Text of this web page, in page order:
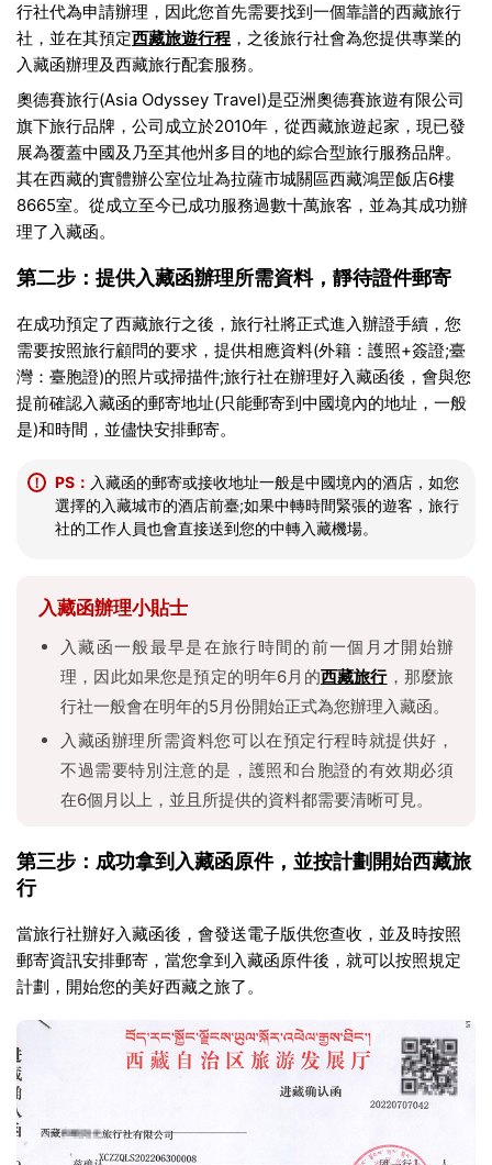
行社代為申請辦理，因此您首先需要找到一個靠譜的西藏旅行
社，並在其預定西藏旅遊行程 ，之後旅行社會為您提供專業的
入藏函辦理及西藏旅行配套服務。
奧德賽旅行(Asia Odyssey Travel)是亞洲奧德賽旅遊有限公司
旗下旅行品牌，公司成立於2010年，從西藏旅遊起家，現已發
展為覆蓋中國及乃至其他州多目的地的綜合型旅行服務品牌。
其在西藏的實體辦公室位址為拉薩市城關區西藏鴻罡飯店6樓
8665室。從成立至今已成功服務過數十萬旅客，並為其成功辦
理了入藏函。
第二步：提供入藏函辦理所需資料，靜待證件郵寄
在成功預定了西藏旅行之後，旅行社將正式進入辦證手續，您
需要按照旅行顧問的要求，提供相應資料(外籍：護照+簽證;臺
灣：臺胞證)的照片或掃描件;旅行社在辦理好入藏函後，會與您
提前確認入藏函的郵寄地址(只能郵寄到中國境內的地址，一般
是)和時間，並儘快安排郵寄。
！ PS： 入藏函的郵寄或接收地址一般是中國境內的酒店，如您
選擇的入藏城市的酒店前臺;如果中轉時間緊張的遊客，旅行
社的工作人員也會直接送到您的中轉入藏機場。
入藏函辦理小貼士
入藏函一般最早是在旅行時間的前一個月才開始辦
理，因此如果您是預定的明年6月的西藏旅行，那麼旅
行社一般會在明年的5月份開始正式為您辦理入藏函。
入藏函辦理所需資料您可以在預定行程時就提供好，
不過需要特別注意的是，護照和台胞證的有效期必須
在6個月以上，並且所提供的資料都需要清晰可見。
第三步：成功拿到入藏函原件，並按計劃開始西藏旅
行
當旅行社辦好入藏函後，會發送電子版供您查收，並及時按照
郵寄資訊安排郵寄，當您拿到入藏函原件後，就可以按照規定
計劃，開始您的美好西藏之旅了。